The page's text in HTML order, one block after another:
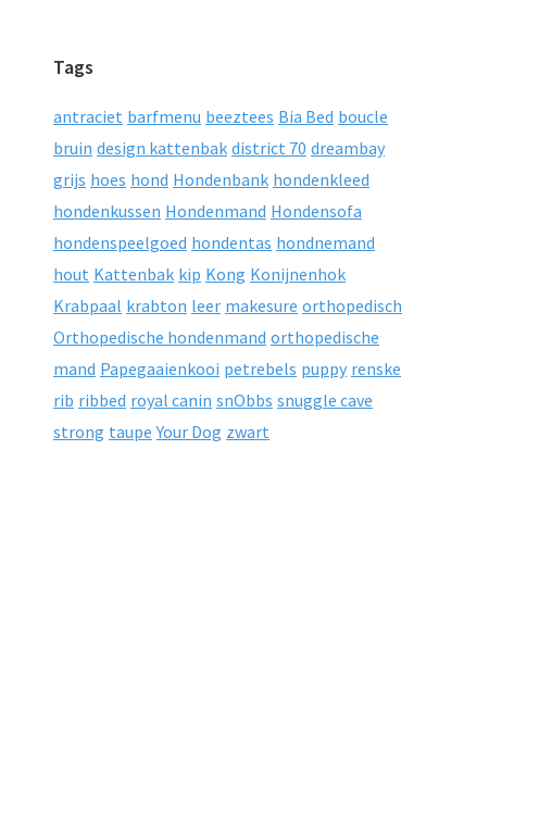
Tags
antraciet barfmenu beeztees Bia Bed boucle
bruin design kattenbak district 70 dreambay
grijs hoes hond Hondenbank hondenkleed
hondenkussen Hondenmand Hondensofa
hondenspeelgoed hondentas hondnemand
hout Kattenbak kip Kong Konijnenhok
Krabpaal krabton leer makesure orthopedisch
Orthopedische hondenmand orthopedische
mand Papegaaienkooi petrebels puppy renske
rib ribbed royal canin snObbs snuggle cave
strong taupe Your Dog zwart